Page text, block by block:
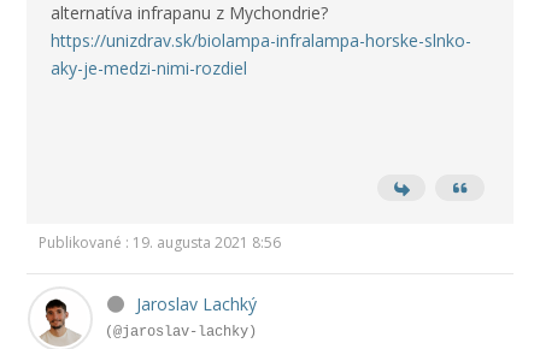
alternatíva infrapanu z Mychondrie?
https://unizdrav.sk/biolampa-infralampa-horske-slnko-
aky-je-medzi-nimi-rozdiel
Publikované : 19. augusta 2021 8:56
Jaroslav Lachký
(@jaroslav-lachky)